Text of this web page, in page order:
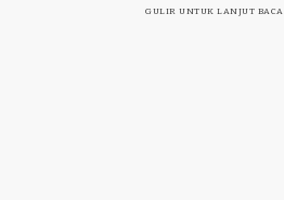
GULIR UNTUK LANJUT BACA